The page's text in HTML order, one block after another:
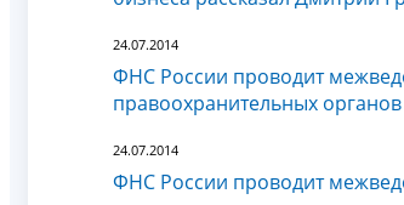
24.07.2014
ФНС России проводит
правоохранительных органов
24.07.2014
ФНС России проводит